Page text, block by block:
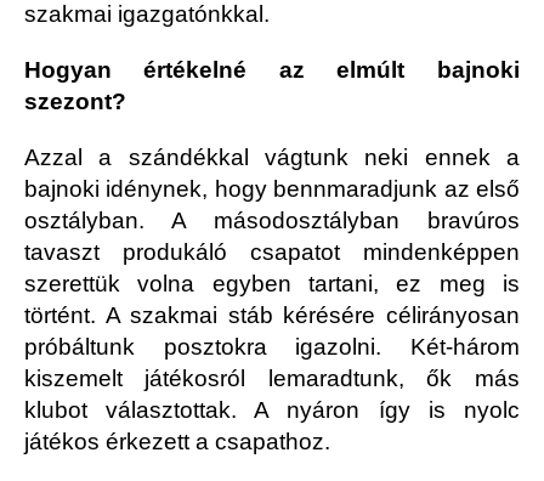
szakmai igazgatónkkal.
Hogyan értékelné az elmúlt bajnoki
szezont?
Azzal a szándékkal vágtunk neki ennek a
bajnoki idénynek, hogy bennmaradjunk az első
osztályban. A másodosztályban bravúros
tavaszt produkáló csapatot mindenképpen
szerettük volna egyben tartani, ez meg is
történt. A szakmai stáb kérésére célirányosan
próbáltunk posztokra igazolni. Két-három
kiszemelt játékosról lemaradtunk, ők más
klubot választottak. A nyáron így is nyolc
játékos érkezett a csapathoz.